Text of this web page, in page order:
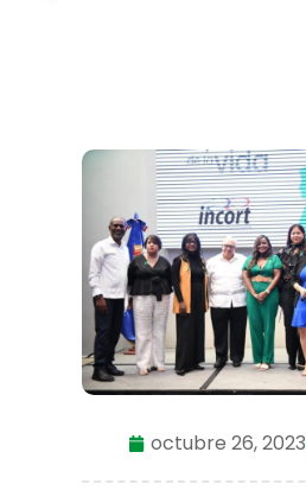
octubre 26, 2023